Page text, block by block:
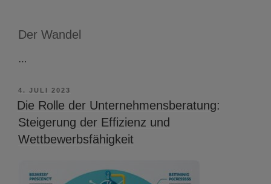
Der Wandel
…
VERÖFFENTLICHT
AM
4. JULI 2023
Die Rolle der Unternehmensberatung:
Steigerung der Effizienz und
Wettbewerbsfähigkeit